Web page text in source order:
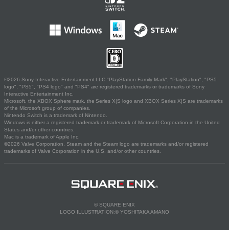
©2026 Sony Interactive Entertainment LLC."PlayStation Family Mark", "PlayStation", "PS5
logo", "PS5", "PS4 logo" and "PS4" are registered trademarks or trademarks of Sony
Interactive Entertainment Inc.
Microsoft, the XBOX Sphere mark, the Series X|S logo and XBOX Series X|S are trademarks
of the Microsoft group of companies.
Nintendo Switch is a trademark of Nintendo.
Windows is either a registered trademark or trademark of Microsoft Corporation in the United
States and/or other countries.
Mac is a trademark of Apple Inc.
©2026 Valve Corporation. Steam and the Steam logo are trademarks and/or registered
trademarks of Valve Corporation in the U.S. and/or other countries.
© SQUARE ENIX
LOGO ILLUSTRATION:© YOSHITAKA AMANO